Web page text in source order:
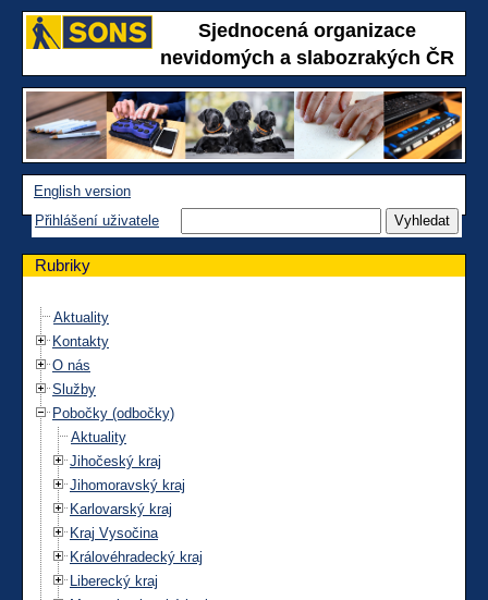
Sjednocená organizace
nevidomých a slabozrakých ČR
English version
Přihlášení uživatele
Rubriky
Aktuality
Kontakty
O nás
Služby
Pobočky (odbočky)
Aktuality
Jihočeský kraj
Jihomoravský kraj
Karlovarský kraj
Kraj Vysočina
Královéhradecký kraj
Liberecký kraj